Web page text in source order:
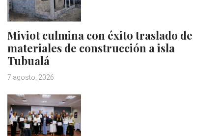
Miviot culmina con éxito traslado de
materiales de construcción a isla
Tubualá
7 agosto, 2026